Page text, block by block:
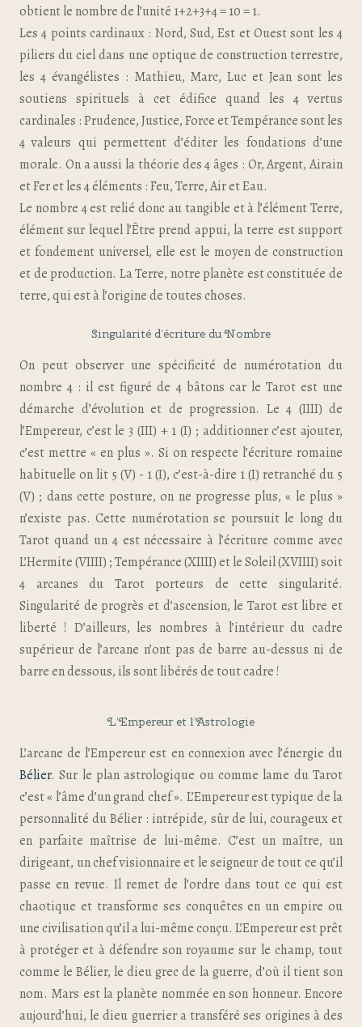
obtient le nombre de l’unité 1+2+3+4 = 10 = 1.
Les 4 points cardinaux : Nord, Sud, Est et Ouest sont les 4
piliers du ciel dans une optique de construction terrestre,
les 4 évangélistes : Mathieu, Marc, Luc et Jean sont les
soutiens spirituels à cet édifice quand les 4 vertus
cardinales : Prudence, Justice, Force et Tempérance sont les
4 valeurs qui permettent d’éditer les fondations d’une
morale. On a aussi la théorie des 4 âges : Or, Argent, Airain
et Fer et les 4 éléments : Feu, Terre, Air et Eau.
Le nombre 4 est relié donc au tangible et à l’élément Terre,
élément sur lequel l’Être prend appui, la terre est support
et fondement universel, elle est le moyen de construction
et de production. La Terre, notre planète est constituée de
terre, qui est à l’origine de toutes choses.
Singularité d’écriture du Nombre
On peut observer une spécificité de numérotation du
nombre 4 : il est figuré de 4 bâtons car le Tarot est une
démarche d’évolution et de progression. Le 4 (IIII) de
l’Empereur, c’est le 3 (III) + 1 (I) ; additionner c’est ajouter,
c’est mettre « en plus ». Si on respecte l’écriture romaine
habituelle on lit 5 (V) - 1 (I), c’est-à-dire 1 (I) retranché du 5
(V) ; dans cette posture, on ne progresse plus, « le plus »
n’existe pas. Cette numérotation se poursuit le long du
Tarot quand un 4 est nécessaire à l’écriture comme avec
L’Hermite (VIIII) ; Tempérance (XIIII) et le Soleil (XVIIII) soit
4 arcanes du Tarot porteurs de cette singularité.
Singularité de progrès et d’ascension, le Tarot est libre et
liberté ! D’ailleurs, les nombres à l’intérieur du cadre
supérieur de l’arcane n’ont pas de barre au-dessus ni de
barre en dessous, ils sont libérés de tout cadre !
L’Empereur et l’Astrologie
L’arcane de l’Empereur est en connexion avec l’énergie du
Bélier. Sur le plan astrologique ou comme lame du Tarot
c’est « l’âme d’un grand chef ». L’Empereur est typique de la
personnalité du Bélier : intrépide, sûr de lui, courageux et
en parfaite maîtrise de lui-même. C’est un maître, un
dirigeant, un chef visionnaire et le seigneur de tout ce qu’il
passe en revue. Il remet de l’ordre dans tout ce qui est
chaotique et transforme ses conquêtes en un empire ou
une civilisation qu’il a lui-même conçu. L’Empereur est prêt
à protéger et à défendre son royaume sur le champ, tout
comme le Bélier, le dieu grec de la guerre, d’où il tient son
nom. Mars est la planète nommée en son honneur. Encore
aujourd’hui, le dieu guerrier a transféré ses origines à des